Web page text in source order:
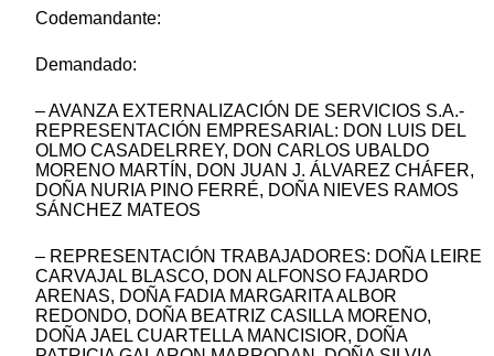
Codemandante:
Demandado:
– AVANZA EXTERNALIZACIÓN DE SERVICIOS S.A.-
REPRESENTACIÓN EMPRESARIAL: DON LUIS DEL
OLMO CASADELRREY, DON CARLOS UBALDO
MORENO MARTÍN, DON JUAN J. ÁLVAREZ CHÁFER,
DOÑA NURIA PINO FERRÉ, DOÑA NIEVES RAMOS
SÁNCHEZ MATEOS
– REPRESENTACIÓN TRABAJADORES: DOÑA LEIRE
CARVAJAL BLASCO, DON ALFONSO FAJARDO
ARENAS, DOÑA FADIA MARGARITA ALBOR
REDONDO, DOÑA BEATRIZ CASILLA MORENO,
DOÑA JAEL CUARTELLA MANCISIOR, DOÑA